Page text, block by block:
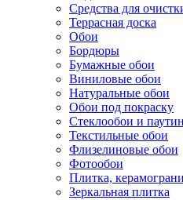
Средства для
Террасная доска
Обои
Бордюры
Бумажные обои
Виниловые обои
Натуральные обои
Обои под покраску
Стеклообои и
Текстильные обои
Флизелиновые обои
Фотообои
Плитка,
Зеркальная плитка